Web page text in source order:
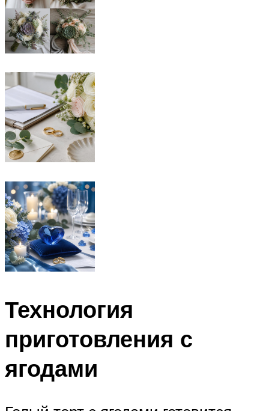
Технология
приготовления с
ягодами